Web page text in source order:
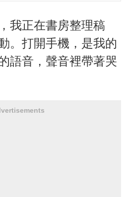
我正在書房整理稿
。打開手機，是我的
語音，聲音裡帶著哭